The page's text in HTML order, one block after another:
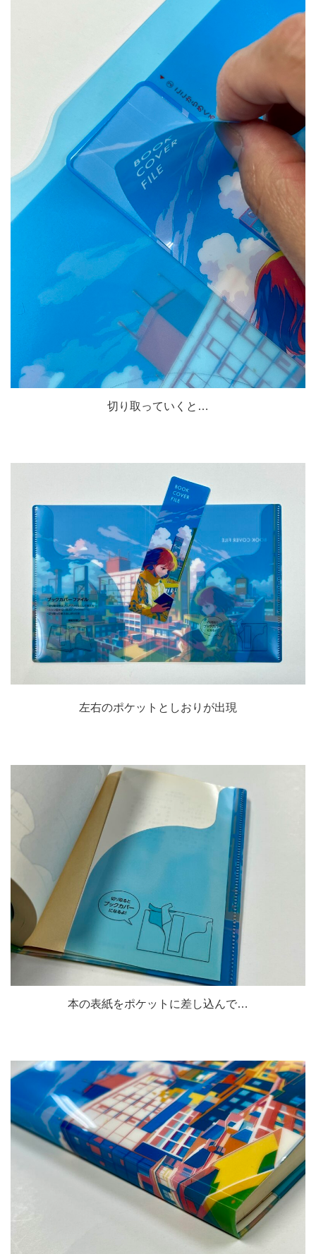
切り取っていくと…
左右のポケットとしおりが出現
本の表紙をポケットに差し込んで…